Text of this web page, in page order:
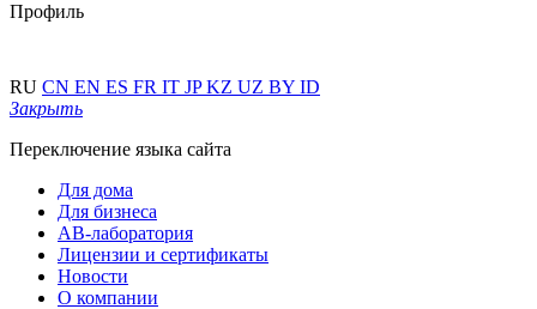
Профиль
RU CN EN ES FR IT JPKZ UZ BY ID
Закрыть
Переключение языка сайта
Для дома
Для бизнеса
АВ-лаборатория
Лицензии и сертификаты
Новости
О компании